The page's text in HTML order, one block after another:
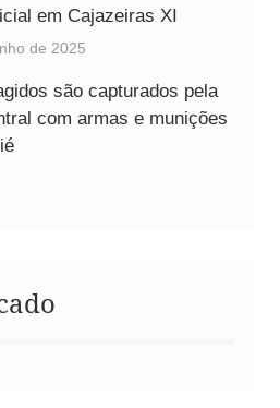
em Cajazeiras XI
de 2025
são capturados pela
com armas e munições